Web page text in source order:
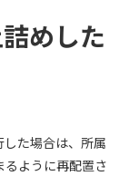
めした
した場合は、所属
ように再配置さ